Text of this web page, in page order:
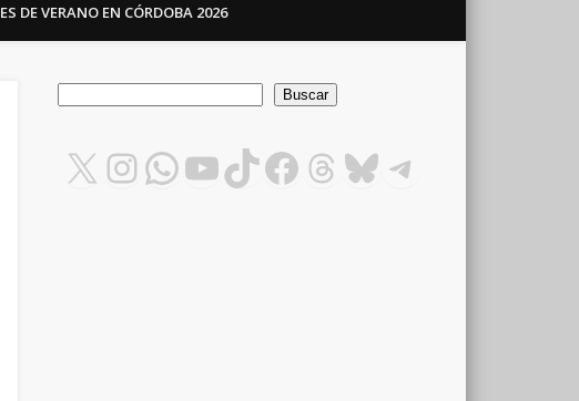
DE VERANO EN CÓRDOBA 2026
Buscar
X Instagram
WhatsApp
YouTube
TikTok
Facebook
Threads
Bluesky
Telegram